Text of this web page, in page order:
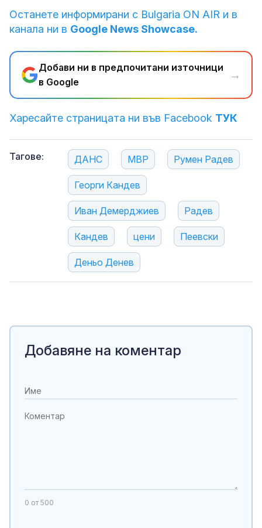
Останете информирани с Bulgaria ON AIR и в
канала ни в Google News Showcase.
Добави ни в предпочитани източници
в Google
→
Харесайте страницата ни във Facebook ТУК
Тагове: ДАНС МВР Румен Радев
Георги Кандев
Иван Демерджиев Радев
Кандев цени Пеевски
Деньо Денев
Добавяне на коментар
0 от 500